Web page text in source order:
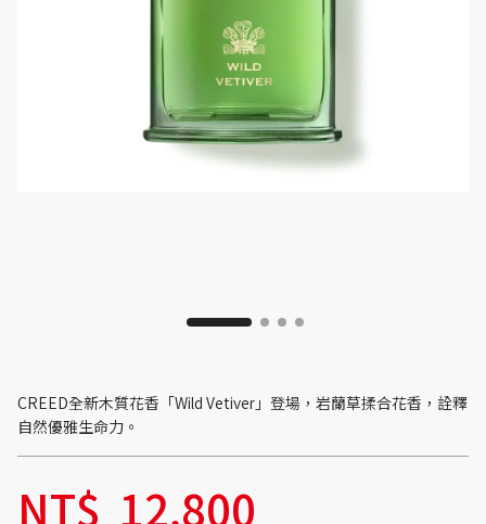
CREED全新木質花香「Wild Vetiver」登場，岩蘭草揉合花香，詮釋
自然優雅生命力。
NT$ 12,800